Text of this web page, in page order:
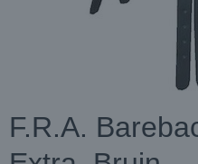
F.R.A.